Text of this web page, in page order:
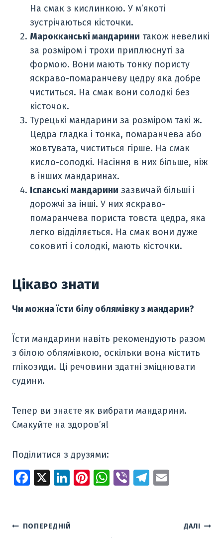
На смак з кислинкою. У м’якоті
зустрічаються кісточки.
Марокканські мандарини також невеликі
за розміром і трохи приплюснуті за
формою. Вони мають тонку пористу
яскраво-помаранчеву цедру яка добре
чиститься. На смак вони солодкі без
кісточок.
Турецькі мандарини за розміром такі ж.
Цедра гладка і тонка, помаранчева або
жовтувата, чиститься гірше. На смак
кисло-солодкі. Насіння в них більше, ніж
в інших мандаринах.
Іспанські мандарини зазвичай більші і
дорожчі за інші. У них яскраво-
помаранчева пориста товста цедра, яка
легко відділяється. На смак вони дуже
соковиті і солодкі, мають кісточки.
Цікаво знати
Чи можна їсти білу облямівку з мандарин?
Їсти мандарини навіть рекомендують разом
з білою облямівкою, оскільки вона містить
глікозиди. Ці речовини здатні зміцнювати
судини.
Тепер ви знаєте як вибрати мандарини.
Смакуйте на здоров’я!
Поділитися з друзями:
Fa
o
X
Li
e
Pi
W
Vi
T
Навігація
ПОПЕРЕДНІЙ ДАЛІ